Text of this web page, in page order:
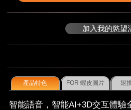
加入我的慾望
產品特色 FOR 蝦皮圖片 退
智能語音，智能AI+3D交互體驗